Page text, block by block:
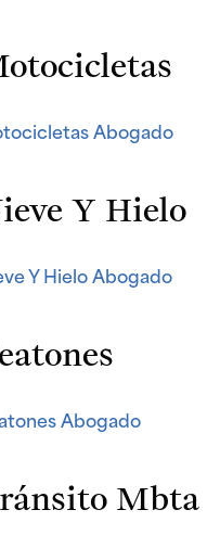
Abogado
Y Hielo
Y Hielo Abogado
Abogado
Mbta